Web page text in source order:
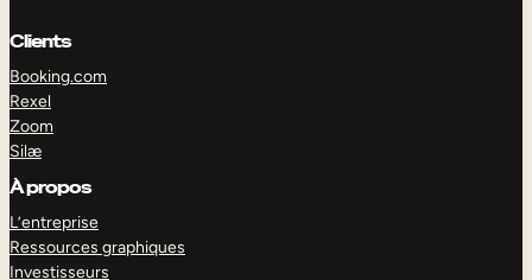
Clients
Booking.com
Rexel
Zoom
Silæ
À propos
L’entreprise
Ressources graphiques
Investisseurs